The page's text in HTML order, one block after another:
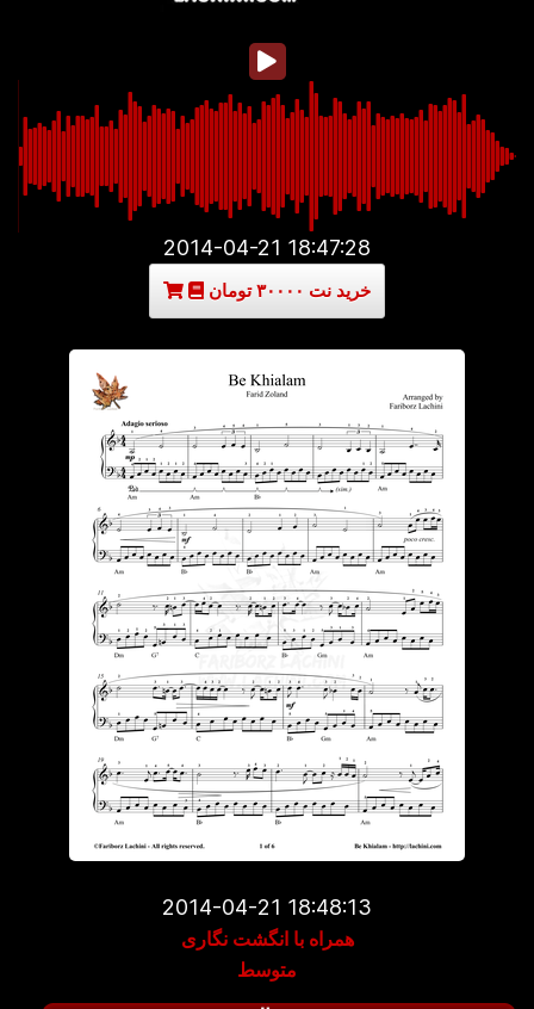
2014-04-21 18:47:28
خرید نت ۳۰۰۰۰ تومان
2014-04-21 18:48:13
همراه با انگشت نگاری
متوسط